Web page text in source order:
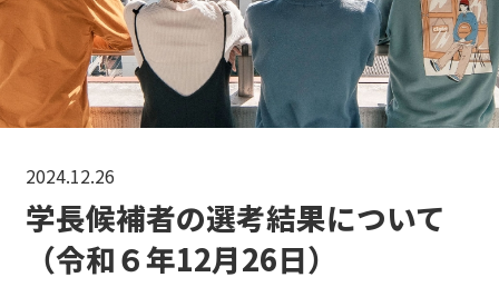
2024.12.26
学長候補者の選考結果について
（令和６年12月26日）